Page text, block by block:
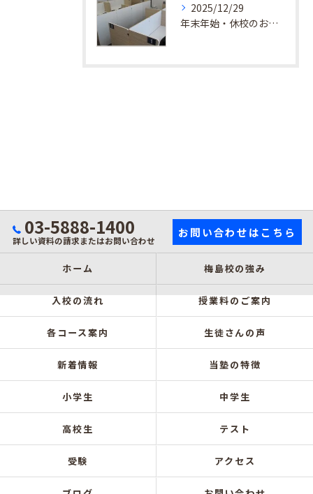
2025/12/29
年末年始・休校のお知らせ
03-5888-1400
詳しい資料の請求またはお問い合わせ
お問い合わせはこちら
ホーム 梅島校の強み
入校の流れ 授業料のご案内
各コース案内 生徒さんの声
新着情報 当塾の特徴
小学生 中学生
高校生 テスト
受験 アクセス